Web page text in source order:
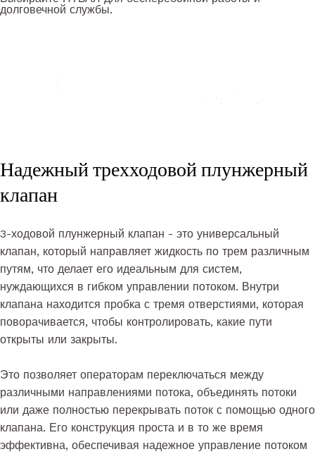
долговечной службы.
Надежный трехходовой плунжерный
клапан
3-ходовой плунжерный клапан - это универсальный
клапан, который направляет жидкость по трем различным
путям, что делает его идеальным для систем,
нуждающихся в гибком управлении потоком. Внутри
клапана находится пробка с тремя отверстиями, которая
поворачивается, чтобы контролировать, какие пути
открыты или закрыты.
Это позволяет операторам переключаться между
различными направлениями потока, объединять потоки
или даже полностью перекрывать поток с помощью одного
клапана. Его конструкция проста и в то же время
эффективна, обеспечивая надежное управление потоком